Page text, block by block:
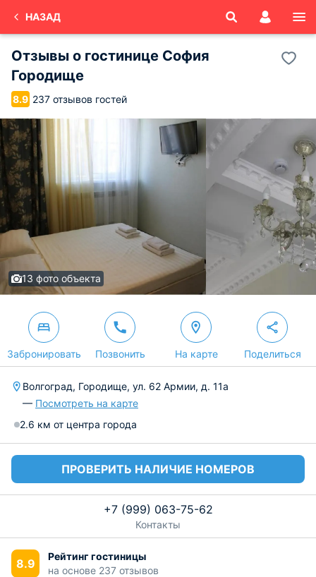
НАЗАД
Отзывы о гостинице София
Городище
8.9 237 отзывов гостей
13 фото объекта
Забронировать Позвонить На карте Поделиться
Волгоград, Городище, ул. 62 Армии, д. 11а
— Посмотреть на карте
2.6 км от центра города
ПРОВЕРИТЬ НАЛИЧИЕ НОМЕРОВ
+7 (999) 063-75-62
Контакты
8.9
Рейтинг гостиницы
на основе 237 отзывов